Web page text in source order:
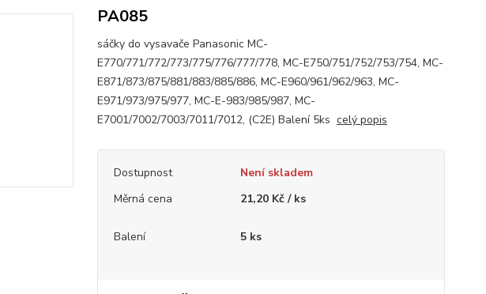
PA085
sáčky do vysavače Panasonic MC-
E770/771/772/773/775/776/777/778, MC-E750/751/752/753/754, MC-
E871/873/875/881/883/885/886, MC-E960/961/962/963, MC-
E971/973/975/977, MC-E-983/985/987, MC-
E7001/7002/7003/7011/7012, (C2E) Balení 5ks celý popis
Dostupnost
Není skladem
Měrná cena
21,20 Kč / ks
Balení 5 ks